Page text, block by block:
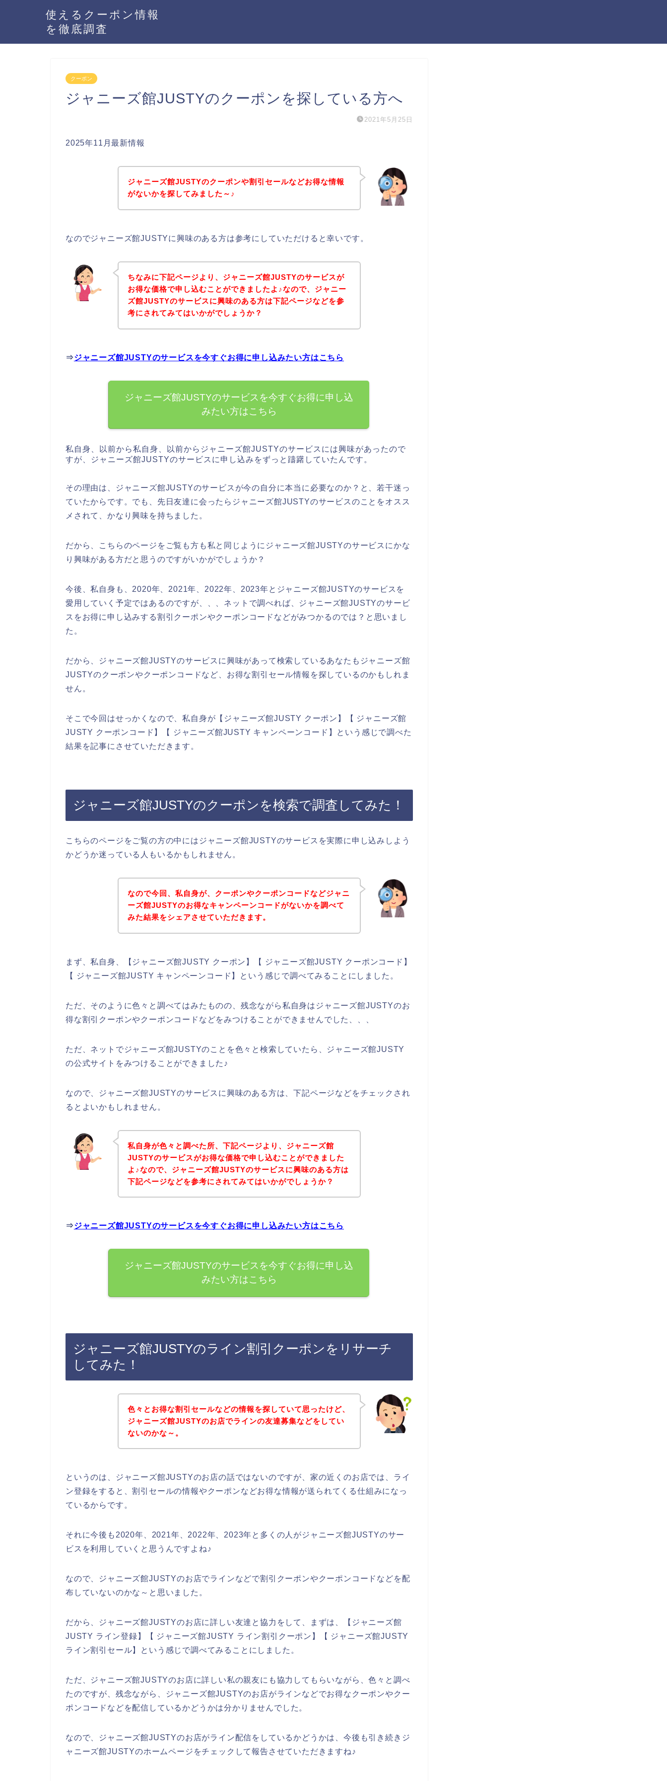
使えるクーポン情報
を徹底調査
クーポン
ジャニーズ館JUSTYのクーポンを探している方へ
2021年5月25日
2025年11月最新情報
ジャニーズ館JUSTYのクーポンや割引セールなどお得な情報
がないかを探してみました～♪
なのでジャニーズ館JUSTYに興味のある方は参考にしていただけると幸いです。
ちなみに下記ページより、ジャニーズ館JUSTYのサービスが
お得な価格で申し込むことができましたよ♪なので、ジャニー
ズ館JUSTYのサービスに興味のある方は下記ページなどを参
考にされてみてはいかがでしょうか？
⇒ジャニーズ館JUSTYのサービスを今すぐお得に申し込みたい方はこちら
ジャニーズ館JUSTYのサービスを今すぐお得に申し込
みたい方はこちら
私自身、以前から私自身、以前からジャニーズ館JUSTYのサービスには興味があったので
すが、ジャニーズ館JUSTYのサービスに申し込みをずっと躊躇していたんです。
その理由は、ジャニーズ館JUSTYのサービスが今の自分に本当に必要なのか？と、若干迷っ
ていたからです。でも、先日友達に会ったらジャニーズ館JUSTYのサービスのことをオスス
メされて、かなり興味を持ちました。
だから、こちらのページをご覧も方も私と同じようにジャニーズ館JUSTYのサービスにかな
り興味がある方だと思うのですがいかがでしょうか？
今後、私自身も、2020年、2021年、2022年、2023年とジャニーズ館JUSTYのサービスを
愛用していく予定ではあるのですが、、、ネットで調べれば、ジャニーズ館JUSTYのサービ
スをお得に申し込みする割引クーポンやクーポンコードなどがみつかるのでは？と思いまし
た。
だから、ジャニーズ館JUSTYのサービスに興味があって検索しているあなたもジャニーズ館
JUSTYのクーポンやクーポンコードなど、お得な割引セール情報を探しているのかもしれま
せん。
そこで今回はせっかくなので、私自身が【ジャニーズ館JUSTY クーポン】【 ジャニーズ館
JUSTY クーポンコード】【 ジャニーズ館JUSTY キャンペーンコード】という感じで調べた
結果を記事にさせていただきます。
ジャニーズ館JUSTYのクーポンを検索で調査してみた！
こちらのページをご覧の方の中にはジャニーズ館JUSTYのサービスを実際に申し込みしよう
かどうか迷っている人もいるかもしれません。
なので今回、私自身が、クーポンやクーポンコードなどジャニ
ーズ館JUSTYのお得なキャンペーンコードがないかを調べて
みた結果をシェアさせていただきます。
まず、私自身、【ジャニーズ館JUSTY クーポン】【 ジャニーズ館JUSTY クーポンコード】
【 ジャニーズ館JUSTY キャンペーンコード】という感じで調べてみることにしました。
ただ、そのように色々と調べてはみたものの、残念ながら私自身はジャニーズ館JUSTYのお
得な割引クーポンやクーポンコードなどをみつけることができませんでした、、、
ただ、ネットでジャニーズ館JUSTYのことを色々と検索していたら、ジャニーズ館JUSTY
の公式サイトをみつけることができました♪
なので、ジャニーズ館JUSTYのサービスに興味のある方は、下記ページなどをチェックされ
るとよいかもしれません。
私自身が色々と調べた所、下記ページより、ジャニーズ館
JUSTYのサービスがお得な価格で申し込むことができました
よ♪なので、ジャニーズ館JUSTYのサービスに興味のある方は
下記ページなどを参考にされてみてはいかがでしょうか？
⇒ジャニーズ館JUSTYのサービスを今すぐお得に申し込みたい方はこちら
ジャニーズ館JUSTYのサービスを今すぐお得に申し込
みたい方はこちら
ジャニーズ館JUSTYのライン割引クーポンをリサーチ
してみた！
色々とお得な割引セールなどの情報を探していて思ったけど、
ジャニーズ館JUSTYのお店でラインの友達募集などをしてい
ないのかな～。
というのは、ジャニーズ館JUSTYのお店の話ではないのですが、家の近くのお店では、ライ
ン登録をすると、割引セールの情報やクーポンなどお得な情報が送られてくる仕組みになっ
ているからです。
それに今後も2020年、2021年、2022年、2023年と多くの人がジャニーズ館JUSTYのサー
ビスを利用していくと思うんですよね♪
なので、ジャニーズ館JUSTYのお店でラインなどで割引クーポンやクーポンコードなどを配
布していないのかな～と思いました。
だから、ジャニーズ館JUSTYのお店に詳しい友達と協力をして、まずは、【ジャニーズ館
JUSTY ライン登録】【 ジャニーズ館JUSTY ライン割引クーポン】【 ジャニーズ館JUSTY
ライン割引セール】という感じで調べてみることにしました。
ただ、ジャニーズ館JUSTYのお店に詳しい私の親友にも協力してもらいながら、色々と調べ
たのですが、残念ながら、ジャニーズ館JUSTYのお店がラインなどでお得なクーポンやクー
ポンコードなどを配信しているかどうかは分かりませんでした。
なので、ジャニーズ館JUSTYのお店がライン配信をしているかどうかは、今後も引き続きジ
ャニーズ館JUSTYのホームページをチェックして報告させていただきますね♪